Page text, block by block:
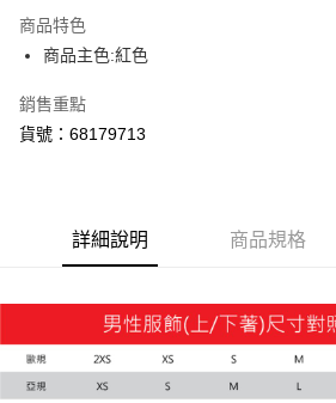
街口支付
悠遊付
Google Pay
運送方式
每筆NT$100，滿NT$1,800(含以上)免運費
付款後7-11取貨
每筆NT$100，滿NT$1,800(含以上)免運費
商品特色
商品主色:紅色
銷售重點
貨號：68179713
詳細說明 商品規格